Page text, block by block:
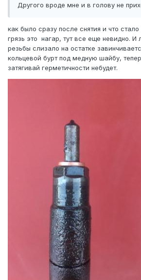
Другого вроде мне и в голову не
как было сразу после снятия и что
грязь это нагар, тут все еще невидно. И
резьбы слизало на остатке
кольцевой бурт под медную шайбу,
затягивай герметичности небудет.